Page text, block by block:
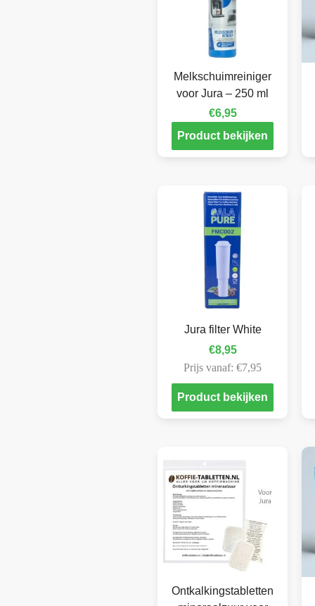
Melkschuimreiniger
voor Jura – 250 ml
€6,95
Product bekijken
Jura filter White
€8,95
Prijs vanaf: €7,95
Product bekijken
Ontkalkingstabletten